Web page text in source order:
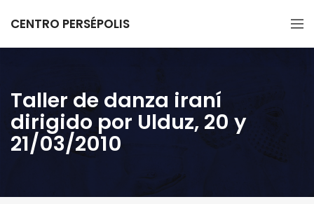
CENTRO PERSÉPOLIS
Taller de danza iraní
dirigido por Ulduz, 20 y
21/03/2010